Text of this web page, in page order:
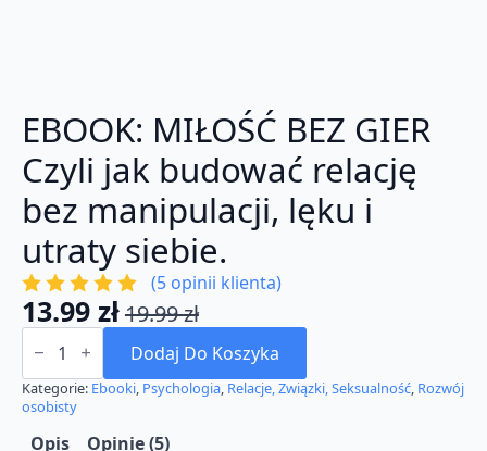
EBOOK: MIŁOŚĆ BEZ GIER
Czyli jak budować relację
bez manipulacji, lęku i
utraty siebie.
(5opinii klienta)
19.99zł
Pierwotna
cena
wynosiła:
19.99 zł.
13.99 zł
Aktualna
cena
wynosi:
13.99 zł.
ilość
EBOOK:
BEZ
GIER
jak
Dodaj Do Koszyka
Kategorie: Ebooki, Psychologia, Relacje, Związki, Seksualność, Rozwój
osobisty
Opis Opinie (5)